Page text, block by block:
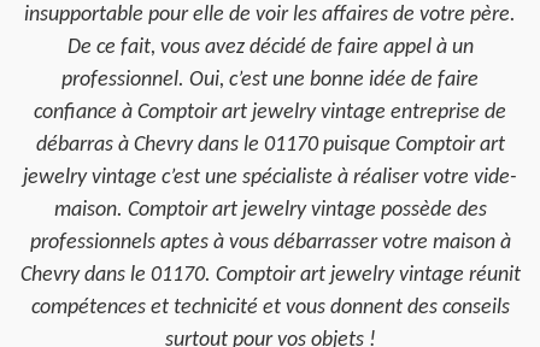
insupportable pour elle de voir les affaires de votre père.
De ce fait, vous avez décidé de faire appel à un
professionnel. Oui, c’est une bonne idée de faire
confiance à Comptoir art jewelry vintage entreprise de
débarras à Chevry dans le 01170 puisque Comptoir art
jewelry vintage c’est une spécialiste à réaliser votre vide-
maison. Comptoir art jewelry vintage possède des
professionnels aptes à vous débarrasser votre maison à
Chevry dans le 01170. Comptoir art jewelry vintage réunit
compétences et technicité et vous donnent des conseils
surtout pour vos objets !